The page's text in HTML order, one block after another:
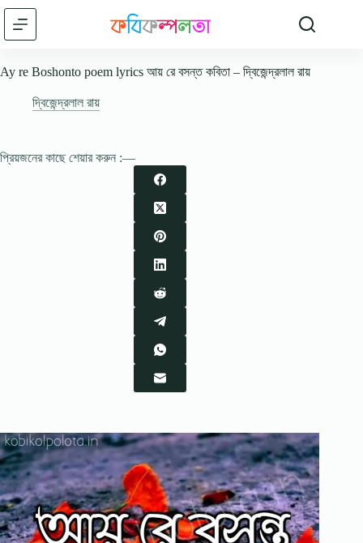
Skip
content
Ay re Boshonto poem lyrics আয় রে বসন্ত কবিতা – দ্বিজেন্দ্রলাল রায়
দ্বিজেন্দ্রলাল রায়
প্রিয়জনের কাছে শেয়ার করুন :—